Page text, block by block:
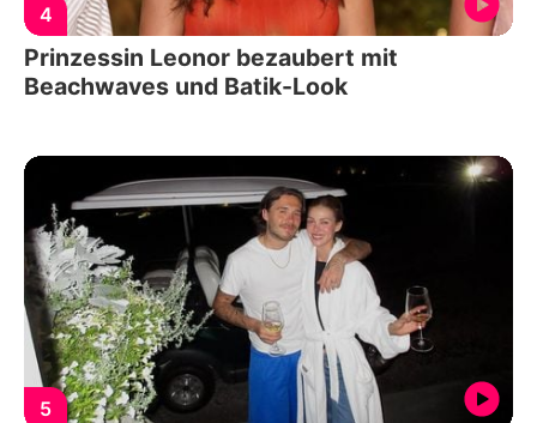
4
Prinzessin Leonor bezaubert mit
Beachwaves und Batik-Look
5